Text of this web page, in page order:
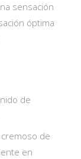
sensación
óptima
de
de
en